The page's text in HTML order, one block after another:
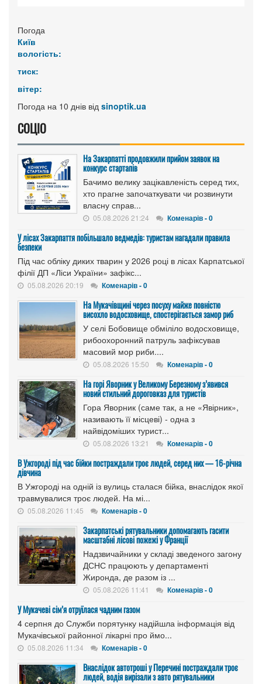
Погода
Київ
вологість:
тиск:
вітер:
Погода на 10 днів від sinoptik.ua
СОЦІО
На Закарпатті продовжили прийом заявок на
конкурс стартапів
Бачимо велику зацікавленість серед тих,
хто прагне започаткувати чи розвинути
власну справ...
05.08.2026 21:24 Коменарів - 0
У лісах Закарпаття побільшало ведмедів: туристам нагадали правила
безпеки
Під час обліку диких тварин у 2026 році в лісах Карпатської
філії ДП «Ліси України» зафікс...
05.08.2026 20:19 Коменарів - 0
На Мукачівщині через посуху майже повністю
висохло водосховище, спостерігається замор риб
У селі Бобовище обміліло водосховище,
рибоохоронний патруль зафіксував
масовий мор риби....
05.08.2026 15:50 Коменарів - 0
На горі Яворник у Великому Березному з’явився
новий стильний дороговказ для туристів
Гора Яворник (саме так, а не «Явірник»,
називають її місцеві) - одна з
найвідоміших турист...
05.08.2026 13:21 Коменарів - 0
В Ужгороді під час бійки постраждали троє людей, серед них — 16-річна
дівчина
В Ужгороді на одній із вулиць сталася бійка, внаслідок якої
травмувалися троє людей. На мі...
05.08.2026 11:45 Коменарів - 0
Закарпатські рятувальники допомагають гасити
масштабні лісові пожежі у Франції
Надзвичайники у складі зведеного загону
ДСНС працюють у департаменті
Жиронда, де разом із ...
05.08.2026 11:41 Коменарів - 0
У Мукачеві сім’я отруїлася чадним газом
4 серпня до Служби порятунку надійшла інформація від
Мукачівської районної лікарні про ймо...
05.08.2026 11:34 Коменарів - 0
Внаслідок автотроші у Перечині постраждали троє
людей, водія вирізали з авто рятувальники